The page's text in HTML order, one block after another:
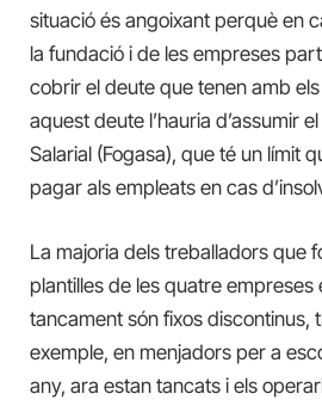
situació és angoixant perquè en
la fundació i de les empreses
cobrir el deute que tenen amb
aquest deute l’hauria d’assumir
Salarial (Fogasa), que té un límit
pagar als empleats en cas
La majoria dels treballadors que
plantilles de les quatre empreses
tancament són fixos discontinus,
exemple, en menjadors per a
any, ara estan tancats i els